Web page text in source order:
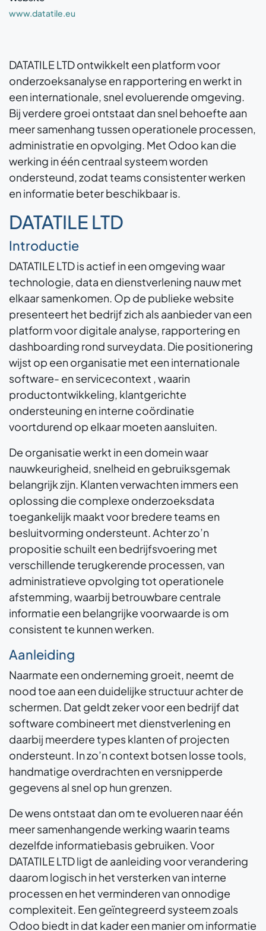
www.datatile.eu
DATATILE LTD ontwikkelt een platform voor
onderzoeksanalyse en rapportering en werkt in
een internationale, snel evoluerende omgeving.
Bij verdere groei ontstaat dan snel behoefte aan
meer samenhang tussen operationele processen,
administratie en opvolging. Met Odoo kan die
werking in één centraal systeem worden
ondersteund, zodat teams consistenter werken
en informatie beter beschikbaar is.
DATATILE LTD
Introductie
DATATILE LTD is actief in een omgeving waar
technologie, data en dienstverlening nauw met
elkaar samenkomen. Op de publieke website
presenteert het bedrijf zich als aanbieder van een
platform voor digitale analyse, rapportering en
dashboarding rond surveydata. Die positionering
wijst op een organisatie met een internationale
software- en servicecontext , waarin
productontwikkeling, klantgerichte
ondersteuning en interne coördinatie
voortdurend op elkaar moeten aansluiten.
De organisatie werkt in een domein waar
nauwkeurigheid, snelheid en gebruiksgemak
belangrijk zijn. Klanten verwachten immers een
oplossing die complexe onderzoeksdata
toegankelijk maakt voor bredere teams en
besluitvorming ondersteunt. Achter zo’n
propositie schuilt een bedrijfsvoering met
verschillende terugkerende processen, van
administratieve opvolging tot operationele
afstemming, waarbij betrouwbare centrale
informatie een belangrijke voorwaarde is om
consistent te kunnen werken.
Aanleiding
Naarmate een onderneming groeit, neemt de
nood toe aan een duidelijke structuur achter de
schermen. Dat geldt zeker voor een bedrijf dat
software combineert met dienstverlening en
daarbij meerdere types klanten of projecten
ondersteunt. In zo’n context botsen losse tools,
handmatige overdrachten en versnipperde
gegevens al snel op hun grenzen.
De wens ontstaat dan om te evolueren naar één
meer samenhangende werking waarin teams
dezelfde informatiebasis gebruiken. Voor
DATATILE LTD ligt de aanleiding voor verandering
daarom logisch in het versterken van interne
processen en het verminderen van onnodige
complexiteit. Een geïntegreerd systeem zoals
Odoo biedt in dat kader een manier om informatie